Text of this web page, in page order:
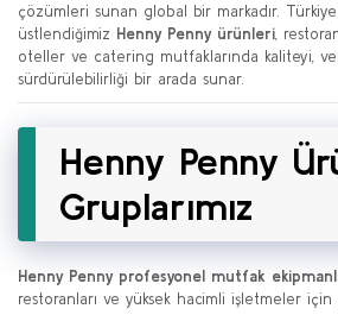
çözümleri sunan global bir markadır.
üstlendiğimiz Henny Penny ürünleri ,
oteller ve catering mutfaklarında kaliteyi,
sürdürülebilirliği bir arada sunar.
Henny Penny
Gruplarımız
Henny Penny profesyonel mutfak
restoranları ve yüksek hacimli işletmeler için